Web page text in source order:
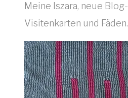
Meine Iszara, neue Blog-
Visitenkarten und Fäden.